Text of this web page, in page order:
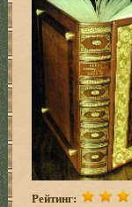
Рейтинг: